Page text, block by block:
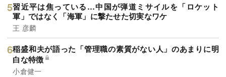
習近平は焦っている…中国が弾道ミサイルを「ロケット
軍」ではなく「海軍」に撃たせた切実なワケ
王 彦麟
稲盛和夫が語った「管理職の素質がない人」のあまりに明
白な特徴
小倉健一